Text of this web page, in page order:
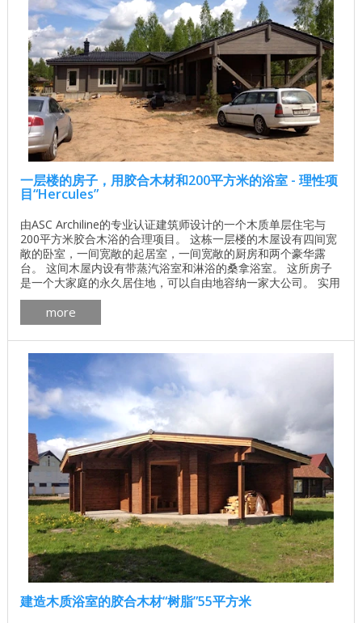
一层楼的房子，用胶合木材和200平方米的浴室 - 理性项
目“Hercules”
由ASC Archiline的专业认证建筑师设计的一个木质单层住宅与
200平方米胶合木浴的合理项目。 这栋一层楼的木屋设有四间宽
敞的卧室，一间宽敞的起居室，一间宽敞的厨房和两个豪华露
台。 这间木屋内设有带蒸汽浴室和淋浴的桑拿浴室。 这所房子
是一个大家庭的永久居住地，可以自由地容纳一家大公司。 实用
的遮篷可让您舒适地停放汽车，免受天气或热量的影响。 木屋
房间数量 6 生活区 152平方米 总面积 203.5平方米 屋顶面积
350平方米 一楼面积 152平方米 墙体材料的体积 103立方米 ...
more
建造木质浴室的胶合木材“树脂”55平方米